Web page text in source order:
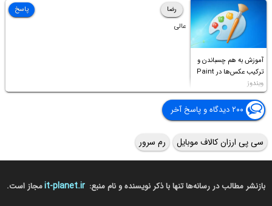
آموزش به هم چسباندن و
ترکیب عکس‌ها در Paint
ویندوز
رضا
عالی
پاسخ
۲۰۰ دیدگاه و پاسخ آخر
سی پی ارزان کالاف موبایل رم سرور
بازنشر مطالب در رسانه‌ها تنها با ذکر نویسنده و نام منبع: it-planet.irمجاز است.